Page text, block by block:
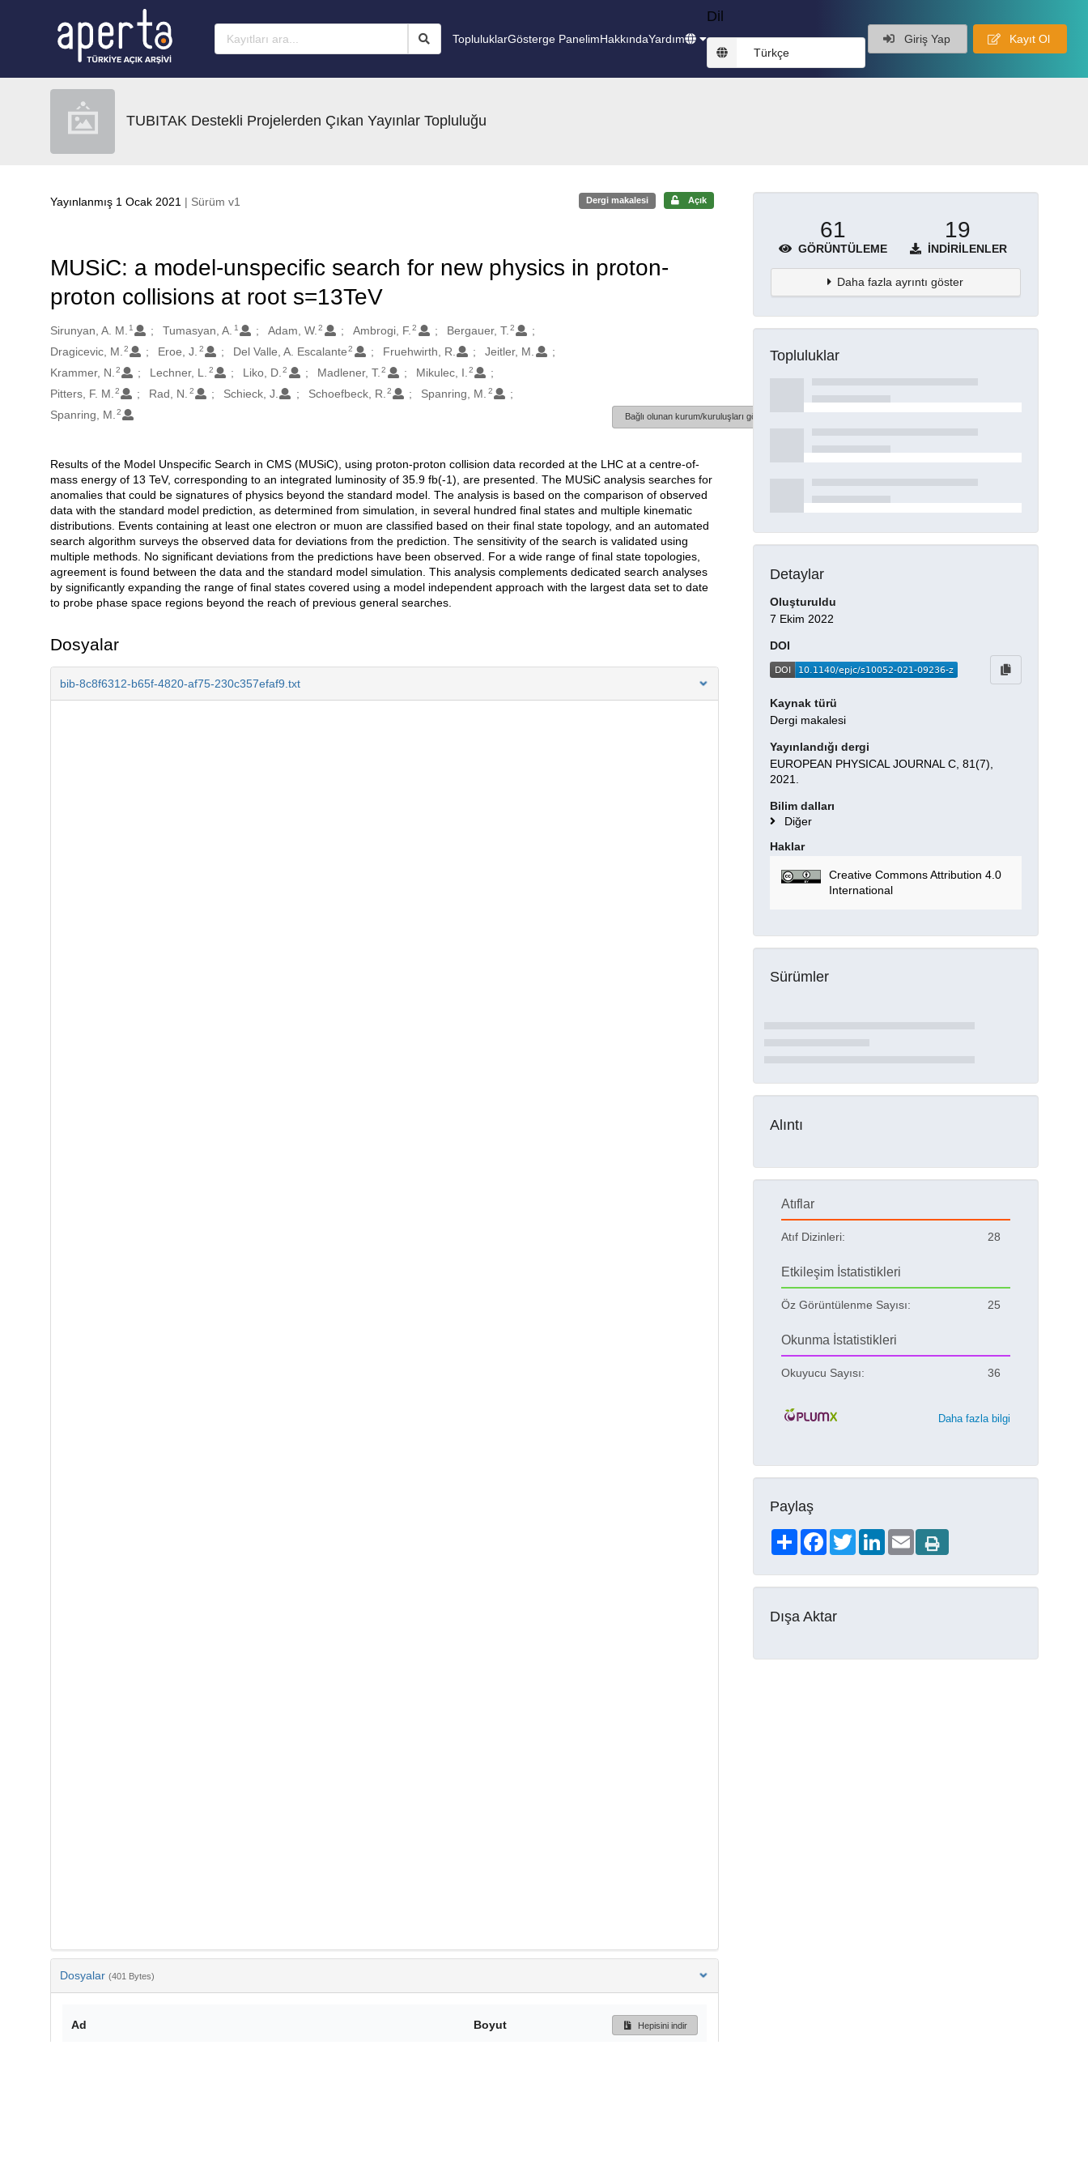
TopluluklarGösterge PanelimHakkındaYardım
Dil
Türkçe
Giriş Yap Kayıt Ol
TUBITAK Destekli Projelerden Çıkan Yayınlar Topluluğu
Yayınlanmış 1 Ocak 2021 | Sürüm v1 Dergi makalesi Açık
MUSiC: a model-unspecific search for new physics in proton-
proton collisions at root s=13TeV
Oluşturanlar
Sirunyan, A. M. 1 Tumasyan, A. 1 Adam, W. 2 Ambrogi, F. 2 Bergauer, T. 2
Dragicevic, M. 2 Eroe, J. 2 Del Valle, A. Escalante 2 Fruehwirth, R.
Jeitler, M.
Krammer, N. 2 Lechner, L. 2 Liko, D. 2 Madlener, T. 2 Mikulec, I. 2
Pitters, F. M. 2 Rad, N. 2 Schieck, J. Schoefbeck, R. 2 Spanring, M. 2
Spanring, M. 2 Bağlı olunan kurum/kuruluşları göster
Açıklama
Results of the Model Unspecific Search in CMS (MUSiC), using proton-proton collision data recorded at the LHC at a centre-of-
mass energy of 13 TeV, corresponding to an integrated luminosity of 35.9 fb(-1), are presented. The MUSiC analysis searches for
anomalies that could be signatures of physics beyond the standard model. The analysis is based on the comparison of observed
data with the standard model prediction, as determined from simulation, in several hundred final states and multiple kinematic
distributions. Events containing at least one electron or muon are classified based on their final state topology, and an automated
search algorithm surveys the observed data for deviations from the prediction. The sensitivity of the search is validated using
multiple methods. No significant deviations from the predictions have been observed. For a wide range of final state topologies,
agreement is found between the data and the standard model simulation. This analysis complements dedicated search analyses
by significantly expanding the range of final states covered using a model independent approach with the largest data set to date
to probe phase space regions beyond the reach of previous general searches.
Dosyalar
bib-8c8f6312-b65f-4820-af75-230c357efaf9.txt
Dosyalar (401 Bytes)
Ad Boyut Hepisini indir
61
GÖRÜNTÜLEME
19
İNDIRILENLER
Daha fazla ayrıntı göster
Topluluklar
Detaylar
Oluşturuldu
7 Ekim 2022
DOI
Kaynak türü
Dergi makalesi
Yayınlandığı dergi
EUROPEAN PHYSICAL JOURNAL C, 81(7),
2021.
Bilim dalları
Diğer
Haklar
Creative Commons Attribution 4.0
International
Sürümler
Alıntı
Atıflar
Atıf Dizinleri: 28
Etkileşim İstatistikleri
Öz Görüntülenme Sayısı: 25
Okunma İstatistikleri
Okuyucu Sayısı: 36
Daha fazla bilgi
Paylaş
ShareFacebookTwitterLinkedIn
Email
Dışa Aktar